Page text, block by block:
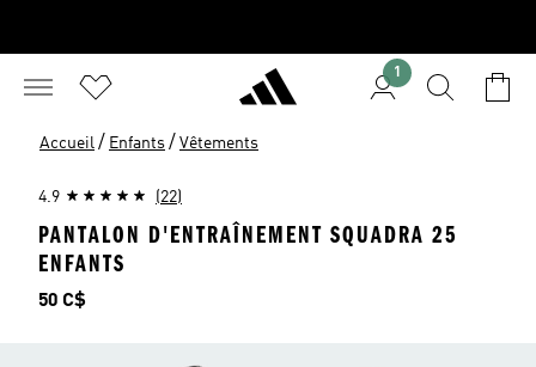
1
Accueil / Enfants / Vêtements
4.9 (22)
PANTALON D'ENTRAÎNEMENT SQUADRA 25
ENFANTS
Prix
50 C$